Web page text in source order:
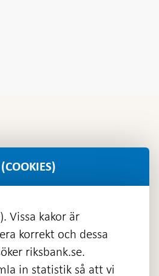
Vissa kakor är
korrekt och dessa
riksbank.se.
in statistik så att vi